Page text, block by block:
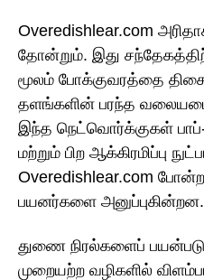
Overedishlear.com
தோன்றும். இது
மூலம் போக்குவரத்தை
தளங்களின் பரந்த
இந்த நெட்வொர்க்குகள்
மற்றும் பிற ஆக்கிரமிப்பு
Overedishlear.com
பயனர்களை அனுப்புகின்றன.
துணை நிரல்களைப்
முறையற்ற வழிகளில்